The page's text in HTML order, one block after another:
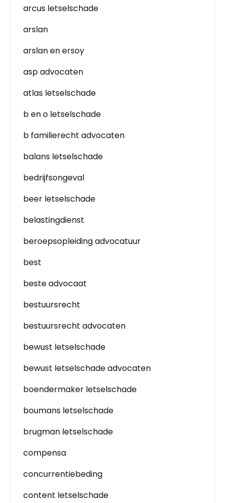
arcus letselschade
arslan
arslan en ersoy
asp advocaten
atlas letselschade
b en o letselschade
b familierecht advocaten
balans letselschade
bedrijfsongeval
beer letselschade
belastingdienst
beroepsopleiding advocatuur
best
beste advocaat
bestuursrecht
bestuursrecht advocaten
bewust letselschade
bewust letselschade advocaten
boendermaker letselschade
boumans letselschade
brugman letselschade
compensa
concurrentiebeding
content letselschade